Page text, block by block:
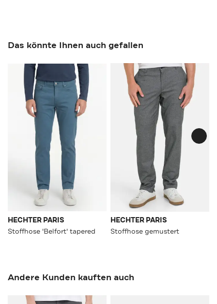
Das könnte Ihnen auch gefallen
HECHTER PARIS
Stoffhose 'Belfort' tapered
HECHTER PARIS
Stoffhose gemustert
Andere Kunden kauften auch